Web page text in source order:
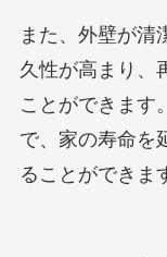
また、外壁が清
久性が高まり、
ことができます
で、家の寿命を
ることができま